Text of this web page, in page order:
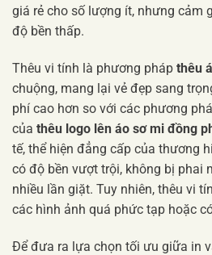
giá rẻ cho số lượng ít, nhưng cảm
độ bền thấp.
Thêu vi tính là phương pháp thêu
chuộng, mang lại vẻ đẹp sang
phí cao hơn so với các phương
của thêu logo lên áo sơ mi đồng
tế, thể hiện đẳng cấp của thương
có độ bền vượt trội, không bị phai
nhiều lần giặt. Tuy nhiên, thêu vi
các hình ảnh quá phức tạp hoặc
Để đưa ra lựa chọn tối ưu giữa in